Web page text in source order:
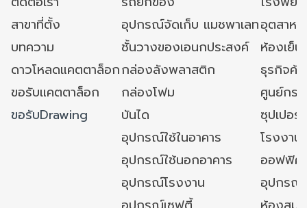
สาขาที่ตั้ง
อุปกรณ์จัดเก็บ แมชพาเลทอุตสาหก
บทความ
ชั้นวางของเอนกประสงค์
ห้องเย็
ดาวโหลดแคตตาล็อกกล่องลังพลาสติก
ธุรกิจค้
ขอรับแคตตาล็อก
กล่องโฟม
ศูนย์กร
ขอรับDrawing
บันได
ซุปเปอ
อุปกรณ์ใช้ในอาคาร
โรงงา
อุปกรณ์ใช้นอกอาคาร
ออฟฟิศ/
อุปกรณ์โรงงาน
อุปกรณ์